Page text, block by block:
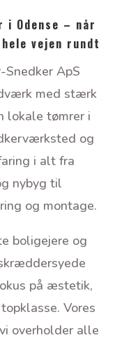
i Odense – når
vejen rundt
Snedker ApS
med stærk
lokale tømrer i
og
i alt fra
nybyg til
og montage.
boligejere og
på æstetik,
Vores
overholder alle